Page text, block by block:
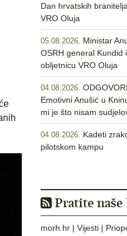
Dan hrvatskih
VRO Oluja
05.08.2026.
Ministar
OSRH general Kundid
obljetnicu VRO Oluja
04.08.2026.
Emotivni Anušić u
mi je što nisam
04.08.2026.
Kadeti
pilotskom kampu
Pratite naše
morh.hr | Vijesti |